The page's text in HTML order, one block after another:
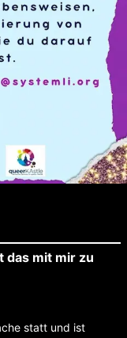
das mit mir zu
statt und ist